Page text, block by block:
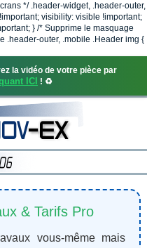
*/ .header-widget, .header-outer,
visibility: visible !important;
} /* Supprime le masquage
.header-outer, .mobile .Header img {
la vidéo de votre pièce par
ICI ! ♻️
& Tarifs Pro
vous-même mais